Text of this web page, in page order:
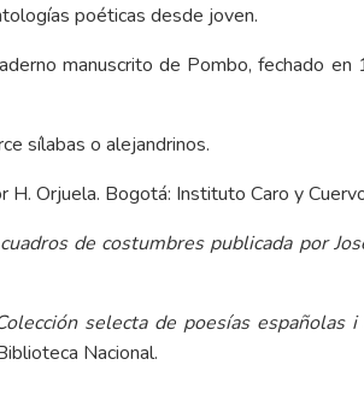
poéticas desde joven.
manuscrito de Pombo, fechado
sílabas o alejandrinos.
H. Orjuela. Bogotá: Instituto Caro y
de costumbres publicada por
selecta de poesías españolas i
Nacional.